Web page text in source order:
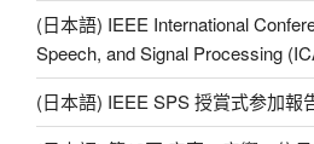
(日本語) IEEE International
Speech, and Signal Processing
(日本語) IEEE SPS 授賞式参加報